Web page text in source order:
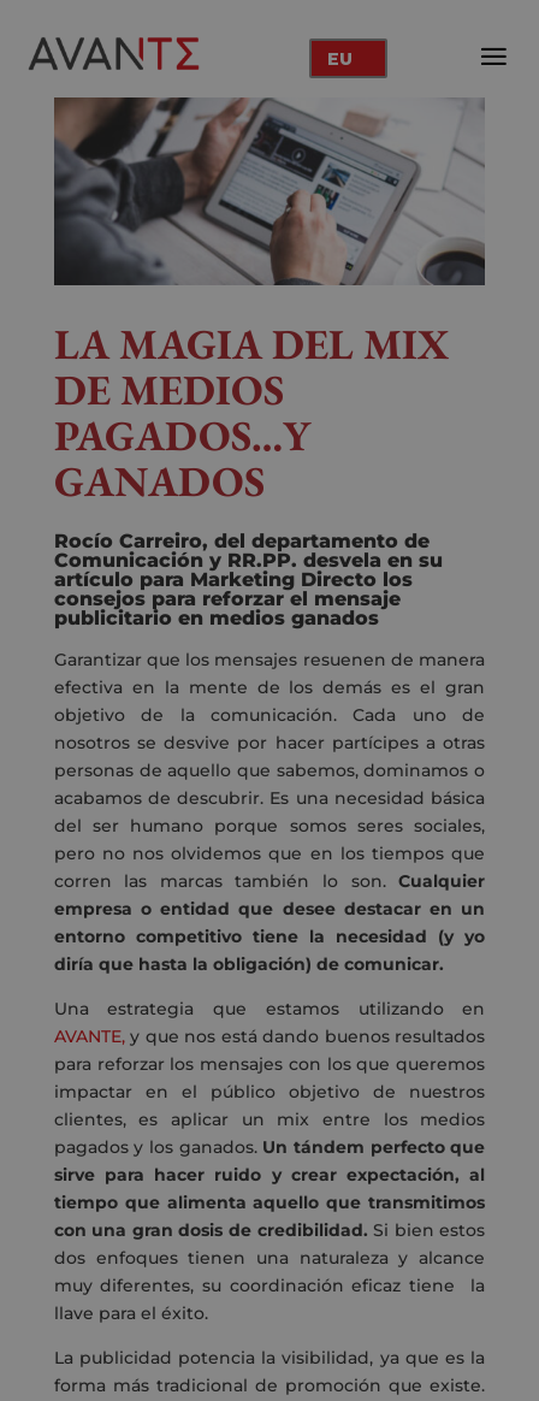
EU
LA MAGIA DEL MIX
DE MEDIOS
PAGADOS…Y
GANADOS
Rocío Carreiro, del departamento de
Comunicación y RR.PP. desvela en su
artículo para Marketing Directo los
consejos para reforzar el mensaje
publicitario en medios ganados
Garantizar que los mensajes resuenen de manera
efectiva en la mente de los demás es el gran
objetivo de la comunicación. Cada uno de
nosotros se desvive por hacer partícipes a otras
personas de aquello que sabemos, dominamos o
acabamos de descubrir. Es una necesidad básica
del ser humano porque somos seres sociales,
pero no nos olvidemos que en los tiempos que
corren las marcas también lo son. Cualquier
empresa o entidad que desee destacar en un
entorno competitivo tiene la necesidad (y yo
diría que hasta la obligación) de comunicar.
Una estrategia que estamos utilizando en
AVANTE,y que nos está dando buenos resultados
para reforzar los mensajes con los que queremos
impactar en el público objetivo de nuestros
clientes, es aplicar un mix entre los medios
pagados y los ganados. Un tándem perfecto que
sirve para hacer ruido y crear expectación, al
tiempo que alimenta aquello que transmitimos
con una gran dosis de credibilidad. Si bien estos
dos enfoques tienen una naturaleza y alcance
muy diferentes, su coordinación eficaz tiene la
llave para el éxito.
La publicidad potencia la visibilidad, ya que es la
forma más tradicional de promoción que existe.